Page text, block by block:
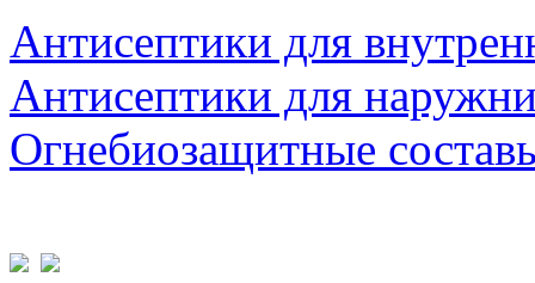
Антисептики для
Антисептики для
Огнебиозащитные